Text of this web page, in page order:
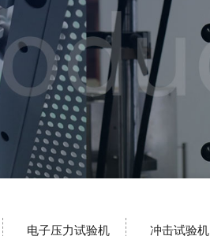
电子压力试验机 冲击试验机